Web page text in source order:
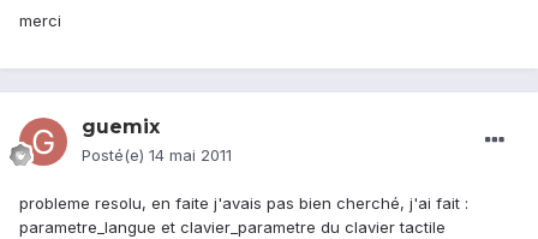
merci
guemix
Posté(e) 14 mai 2011
probleme resolu, en faite j'avais pas bien cherché, j'ai fait :
parametre_langue et clavier_parametre du clavier tactile